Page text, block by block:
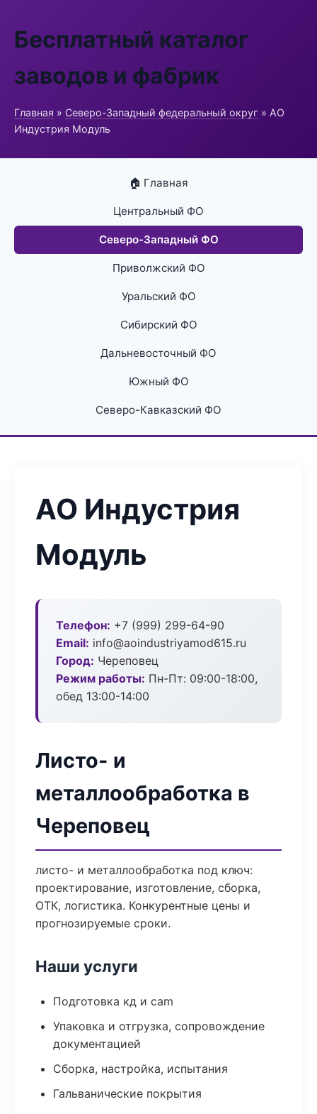
Бесплатный каталог
заводов и фабрик
Главная » Северо-Западный федеральный округ » АО
Индустрия Модуль
🏠 Главная
Центральный ФО
Северо-Западный ФО
Приволжский ФО
Уральский ФО
Сибирский ФО
Дальневосточный ФО
Южный ФО
Северо-Кавказский ФО
АО Индустрия
Модуль
Телефон: +7 (999) 299-64-90
Email: info@aoindustriyamod615.ru
Город: Череповец
Режим работы: Пн-Пт: 09:00-18:00,
обед 13:00-14:00
Листо- и
металлообработка в
Череповец
листо- и металлообработка под ключ:
проектирование, изготовление, сборка,
ОТК, логистика. Конкурентные цены и
прогнозируемые сроки.
Наши услуги
Подготовка кд и cam
Упаковка и отгрузка, сопровождение
документацией
Сборка, настройка, испытания
Гальванические покрытия